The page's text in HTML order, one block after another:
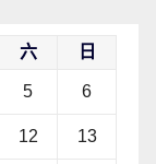
六 日
5 6
12 13